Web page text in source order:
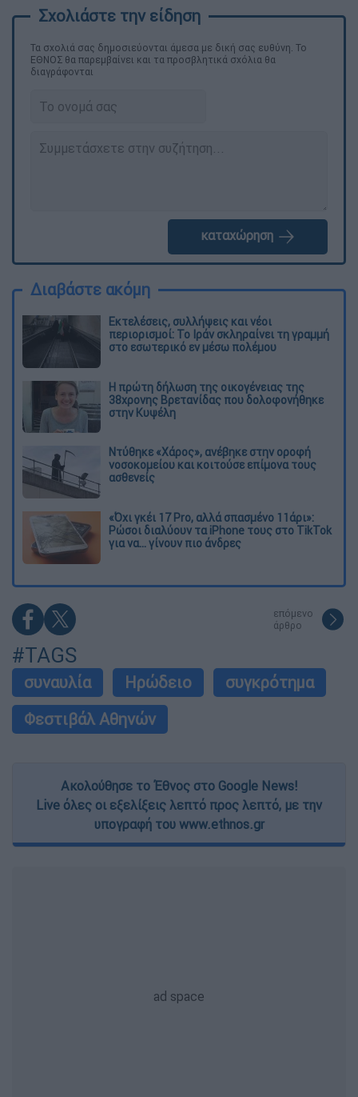
Τα σχολιά σας δημοσιεύονται άμεσα με δική σας ευθύνη. Το
ΕΘΝΟΣ θα παρεμβαίνει και τα προσβλητικά σχόλια θα
διαγράφονται
καταχώρηση
Διαβάστε ακόμη
Εκτελέσεις, συλλήψεις και νέοι
περιορισμοί: Το Ιράν σκληραίνει τη γραμμή
στο εσωτερικό εν μέσω πολέμου
Η πρώτη δήλωση της οικογένειας της
38χρονης Βρετανίδας που δολοφονήθηκε
στην Κυψέλη
Ντύθηκε «Χάρος», ανέβηκε στην οροφή
νοσοκομείου και κοιτούσε επίμονα τους
ασθενείς
«Όχι γκέι 17 Pro, αλλά σπασμένο 11άρι»:
Ρώσοι διαλύουν τα iPhone τους στο TikTok
για να... γίνουν πιο άνδρες
επόμενο
άρθρο
#TAGS
συναυλία Ηρώδειο
συγκρότημα
Φεστιβάλ Αθηνών
Ακολούθησε το Έθνος στο Google News!
Live όλες οι εξελίξεις λεπτό προς λεπτό, με την
υπογραφή του www.ethnos.gr